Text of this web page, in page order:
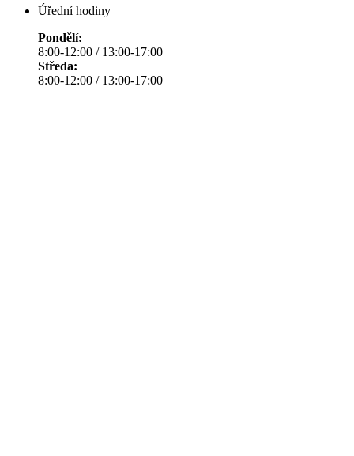
Úřední hodiny
Pondělí:
8:00-12:00 / 13:00-17:00
Středa:
8:00-12:00 / 13:00-17:00